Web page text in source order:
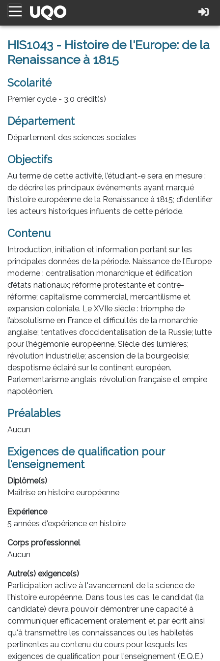
HIS1043 - Histoire de l'Europe: de la
Renaissance à 1815
Scolarité
Premier cycle - 3,0 crédit(s)
Département
Département des sciences sociales
Objectifs
Au terme de cette activité, l’étudiant-e sera en mesure :
de décrire les principaux événements ayant marqué
l’histoire européenne de la Renaissance à 1815; d’identifier
les acteurs historiques influents de cette période.
Contenu
Introduction, initiation et information portant sur les
principales données de la période. Naissance de l’Europe
moderne : centralisation monarchique et édification
d’états nationaux; réforme protestante et contre-
réforme; capitalisme commercial, mercantilisme et
expansion coloniale. Le XVIIe siècle : triomphe de
l’absolutisme en France et difficultés de la monarchie
anglaise; tentatives d’occidentalisation de la Russie; lutte
pour l’hégémonie européenne. Siècle des lumières;
révolution industrielle; ascension de la bourgeoisie;
despotisme éclairé sur le continent européen.
Parlementarisme anglais, révolution française et empire
napoléonien.
Préalables
Aucun
Exigences de qualification pour
l'enseignement
Diplôme(s)
Maîtrise en histoire européenne
Expérience
5 années d'expérience en histoire
Corps professionnel
Aucun
Autre(s) exigence(s)
Participation active à l'avancement de la science de
l'histoire européenne. Dans tous les cas, le candidat (la
candidate) devra pouvoir démontrer une capacité à
communiquer efficacement oralement et par écrit ainsi
qu'à transmettre les connaissances ou les habiletés
pertinentes au contenu du cours pour lesquels les
exigences de qualification pour l'enseignement (E.Q.E.)